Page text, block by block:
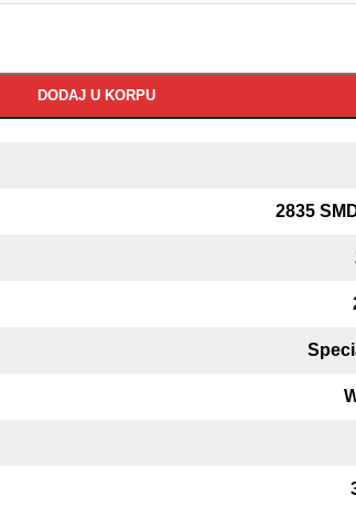
DODAJ U KORPU
2835